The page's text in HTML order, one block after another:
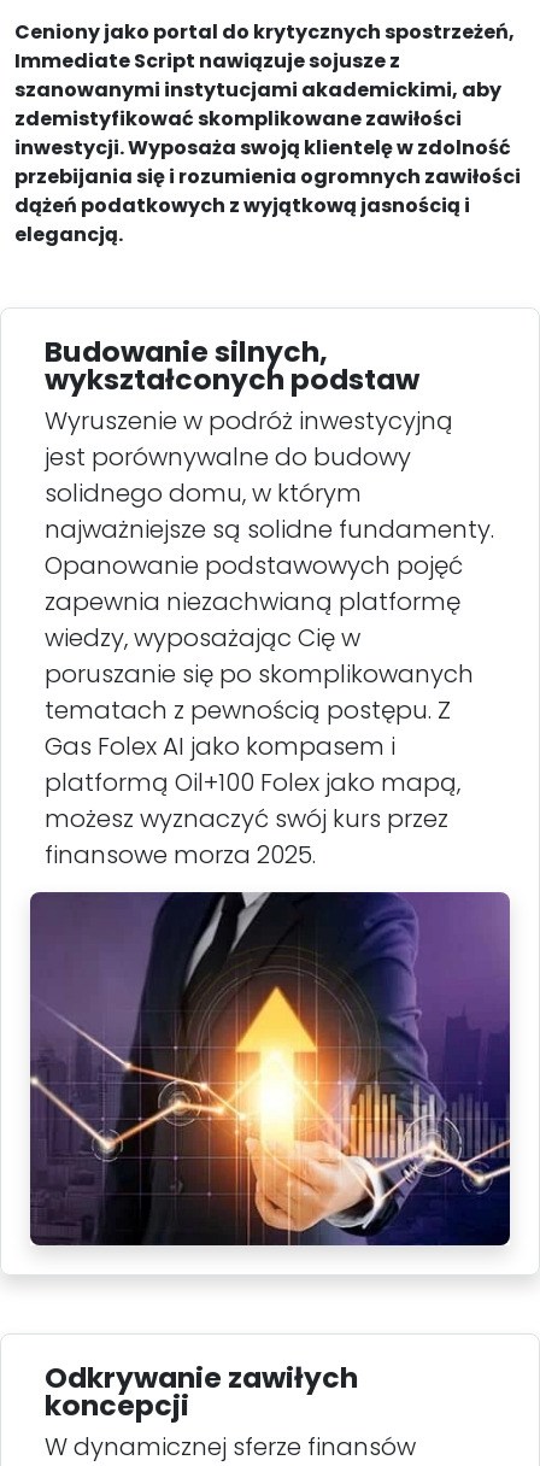
Ceniony jako portal do krytycznych spostrzeżeń,
Immediate Script nawiązuje sojusze z
szanowanymi instytucjami akademickimi, aby
zdemistyfikować skomplikowane zawiłości
inwestycji. Wyposaża swoją klientelę w zdolność
przebijania się i rozumienia ogromnych zawiłości
dążeń podatkowych z wyjątkową jasnością i
elegancją.
Budowanie silnych,
wykształconych podstaw
Wyruszenie w podróż inwestycyjną
jest porównywalne do budowy
solidnego domu, w którym
najważniejsze są solidne fundamenty.
Opanowanie podstawowych pojęć
zapewnia niezachwianą platformę
wiedzy, wyposażając Cię w
poruszanie się po skomplikowanych
tematach z pewnością postępu. Z
Gas Folex AI jako kompasem i
platformą Oil+100 Folex jako mapą,
możesz wyznaczyć swój kurs przez
finansowe morza 2025.
Odkrywanie zawiłych
koncepcji
W dynamicznej sferze finansów